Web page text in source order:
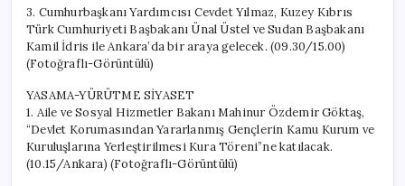
3. Cumhurbaşkanı Yardımcısı Cevdet Yılmaz, Kuzey Kıbrıs
Türk Cumhuriyeti Başbakanı Ünal Üstel ve Sudan Başbakanı
Kamil İdris ile Ankara’da bir araya gelecek. (09.30/15.00)
(Fotoğraflı-Görüntülü)
YASAMA-YÜRÜTME SİYASET
1. Aile ve Sosyal Hizmetler Bakanı Mahinur Özdemir Göktaş,
“Devlet Korumasından Yararlanmış Gençlerin Kamu Kurum ve
Kuruluşlarına Yerleştirilmesi Kura Töreni”ne katılacak.
(10.15/Ankara) (Fotoğraflı-Görüntülü)